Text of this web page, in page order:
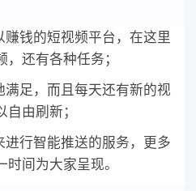
钱的短视频平台，在这里
还有各种任务；
足，而且每天还有新的视
由刷新；
行智能推送的服务，更多
间为大家呈现。